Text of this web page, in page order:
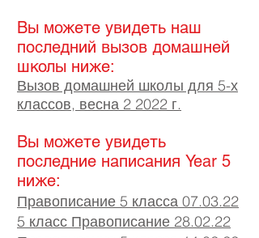
Вы можете увидеть наш
последний вызов домашней
школы ниже:
Вызов домашней школы для 5-х
классов, весна 2 2022 г.
Вы можете увидеть
последние написания Year 5
ниже:
Правописание 5 класса 07.03.22
5 класс Правописание 28.02.22